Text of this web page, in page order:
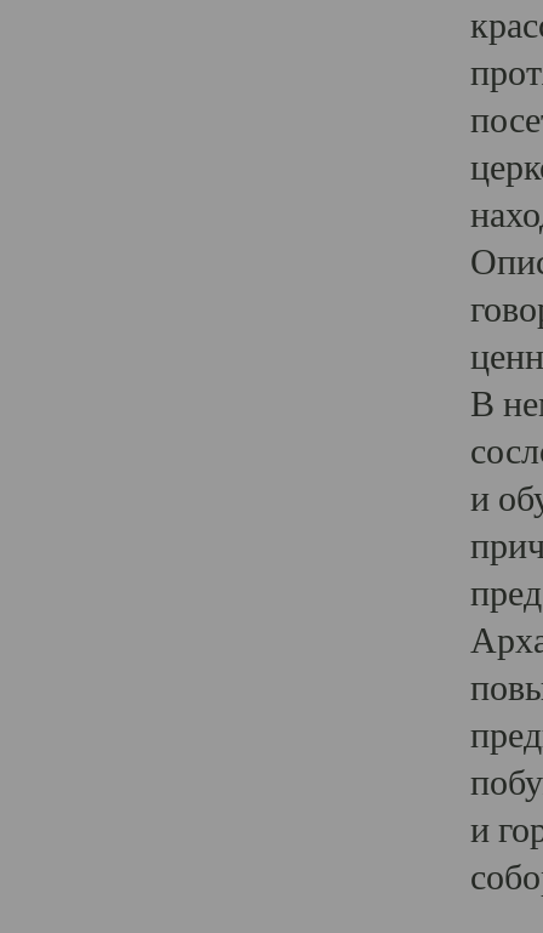
В
и
и